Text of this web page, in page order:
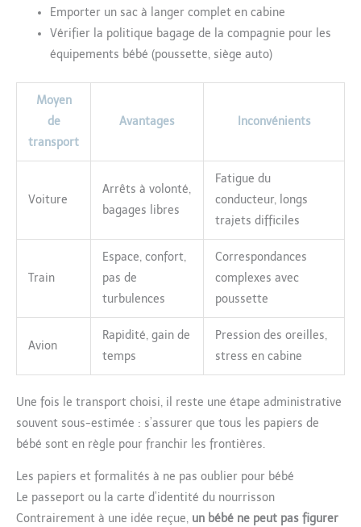
Emporter un sac à langer complet en cabine
Vérifier la politique bagage de la compagnie pour les
équipements bébé (poussette, siège auto)
Moyen
de
transport
Avantages Inconvénients
Voiture
Arrêts à volonté,
bagages libres
Fatigue du
conducteur, longs
trajets difficiles
Train
Espace, confort,
pas de
turbulences
Correspondances
complexes avec
poussette
Avion
Rapidité, gain de
temps
Pression des oreilles,
stress en cabine
Une fois le transport choisi, il reste une étape administrative
souvent sous-estimée : s’assurer que tous les papiers de
bébé sont en règle pour franchir les frontières.
Les papiers et formalités à ne pas oublier pour bébé
Le passeport ou la carte d’identité du nourrisson
Contrairement à une idée reçue, un bébé ne peut pas figurer